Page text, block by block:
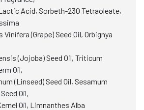
Acid, Sorbeth-230 Tetraoleate,
(Grape) Seed Oil, Orbignya
(Jojoba) Seed Oil, Triticum
Oil,
(Linseed) Seed Oil, Sesamum
Oil,
Oil, Limnanthes Alba